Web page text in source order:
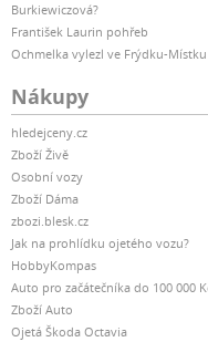
Burkiewiczová?
František Laurin pohřeb
Ochmelka vylezl ve Frýdku-
Nákupy
hledejceny.cz
Zboží Živě
Osobní vozy
Zboží Dáma
zbozi.blesk.cz
Jak na prohlídku ojetého vozu?
HobbyKompas
Auto pro začátečníka do 100 000
Zboží Auto
Ojetá Škoda Octavia